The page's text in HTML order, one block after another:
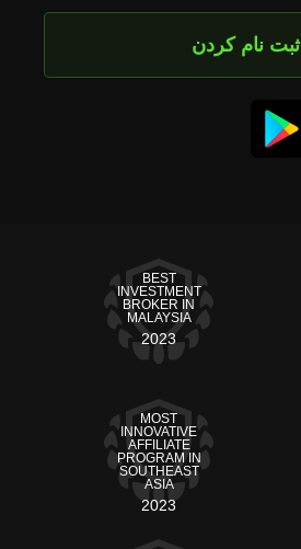
ثبت نام کردن
BEST
INVESTMENT
BROKER IN
MALAYSIA
2023
MOST
INNOVATIVE
AFFILIATE
PROGRAM IN
SOUTHEAST
ASIA
2023